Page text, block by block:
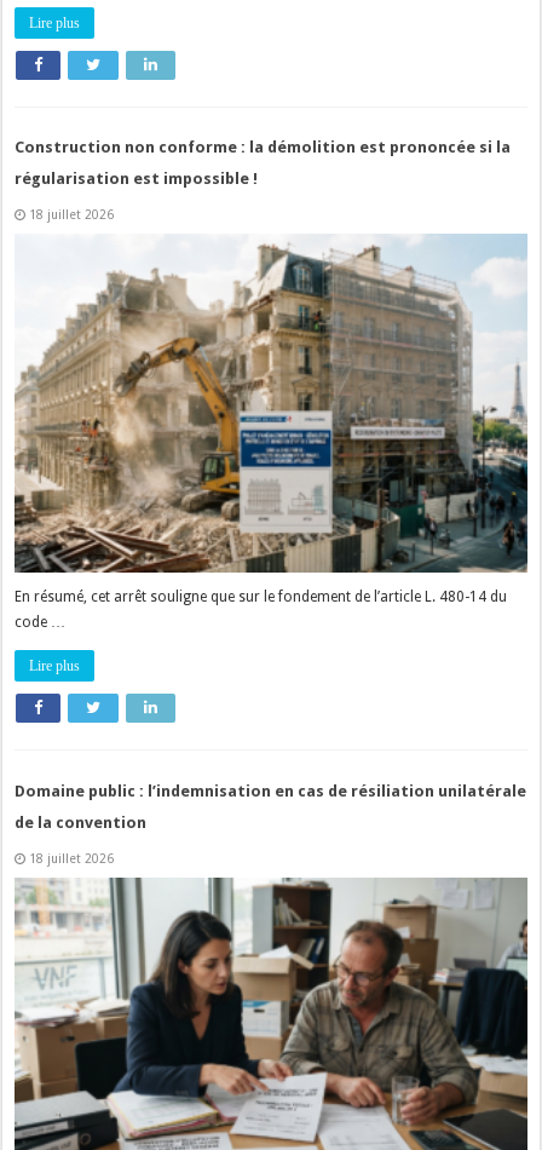
Lire plus
Construction non conforme : la démolition est prononcée si la
régularisation est impossible !
18 juillet 2026
En résumé, cet arrêt souligne que sur le fondement de l’article L. 480-14 du
code …
Lire plus
Domaine public : l’indemnisation en cas de résiliation unilatérale
de la convention
18 juillet 2026